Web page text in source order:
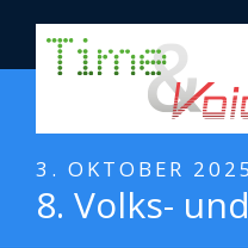
3. OKTOBER
8. Volks-